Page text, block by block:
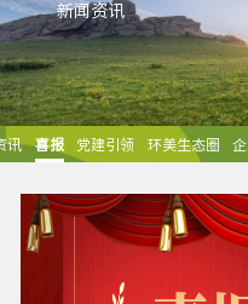
新闻资讯
讯 喜报 党建引领 环美生态圈